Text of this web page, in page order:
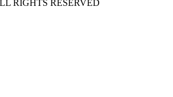
RIGHTS RESERVED